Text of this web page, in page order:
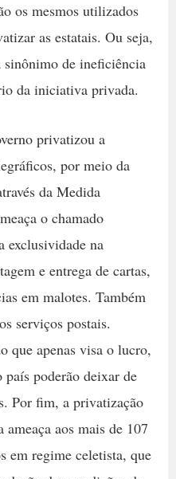
os mesmos utilizados
as estatais. Ou seja,
de ineficiência
da iniciativa privada.
privatizou a
por meio da
da Medida
o chamado
exclusividade na
e entrega de cartas,
em malotes. Também
serviços postais.
que apenas visa o lucro,
país poderão deixar de
Por fim, a privatização
aos mais de 107
em regime celetista, que